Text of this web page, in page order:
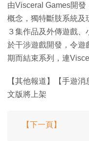
由Visceral Games開
概念，獨特斷肢系統及
３集作品及外傳遊戲
於干涉遊戲開發，令遊
期而結束系列，連
【其他報道】【手遊
文版將上架
【下一頁】